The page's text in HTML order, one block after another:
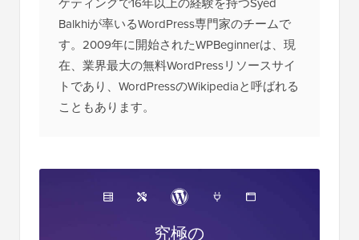
Webホスティング、eコマース、SEO、マー
ケティングで16年以上の経験を持つSyed
Balkhiが率いるWordPress専門家のチームで
す。2009年に開始されたWPBeginnerは、現
在、業界最大の無料WordPressリソースサイ
トであり、WordPressのWikipediaと呼ばれる